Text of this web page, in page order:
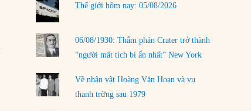
Thế giới hôm nay: 05/08/2026
06/08/1930: Thẩm phán Crater trở thành
“người mất tích bí ẩn nhất” New York
Về nhân vật Hoàng Văn Hoan và vụ
thanh trừng sau 1979